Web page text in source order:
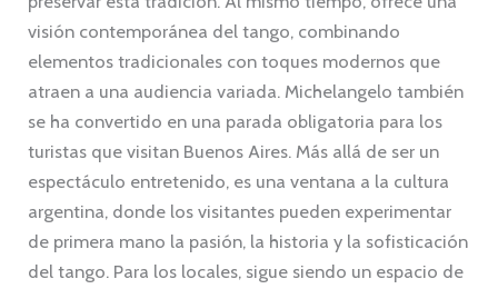
visión contemporánea del tango, combinando
elementos tradicionales con toques modernos que
atraen a una audiencia variada. Michelangelo también
se ha convertido en una parada obligatoria para los
turistas que visitan Buenos Aires. Más allá de ser un
espectáculo entretenido, es una ventana a la cultura
argentina, donde los visitantes pueden experimentar
de primera mano la pasión, la historia y la sofisticación
del tango. Para los locales, sigue siendo un espacio de